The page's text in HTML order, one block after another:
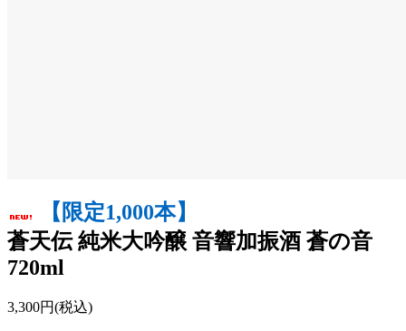
【限定1,000本】
蒼天伝 純米大吟醸 音響加振酒 蒼の音
720ml
3,300円(税込)